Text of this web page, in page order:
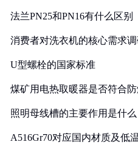
法兰PN25和PN16有什么区别
消费者对洗衣机的核心需求
U型螺栓的国家标准
煤矿用电热取暖器是否符合
照明母线槽的主要作用是什么
A516Gr70对应国内材质及低